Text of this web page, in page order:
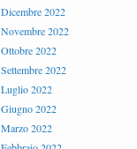
Dicembre 2022
Novembre 2022
Ottobre 2022
Settembre 2022
Luglio 2022
Giugno 2022
Marzo 2022